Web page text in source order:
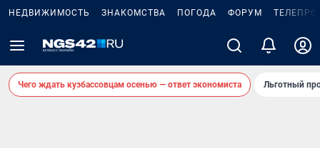
НЕДВИЖИМОСТЬ ЗНАКОМСТВА ПОГОДА ФОРУМ
Чего ждать кузбассовцам осенью — ответ экономиста Льготный